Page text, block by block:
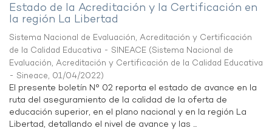
Estado de la Acreditación y la Certificación en
la región La Libertad
Sistema Nacional de Evaluación, Acreditación y Certificación
de la Calidad Educativa - SINEACE (Sistema Nacional de
Evaluación, Acreditación y Certificación de la Calidad Educativa
- Sineace, 01/04/2022)
El presente boletín N° 02 reporta el estado de avance en la
ruta del aseguramiento de la calidad de la oferta de
educación superior, en el plano nacional y en la región La
Libertad, detallando el nivel de avance y las ...